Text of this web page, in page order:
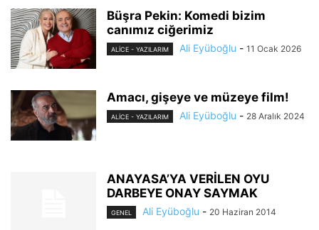
Büşra Pekin: Komedi bizim
canımız ciğerimiz
ALİCE - YAZILARIM Ali Eyüboğlu - 11 Ocak 2026
Amacı, gişeye ve müzeye film!
ALİCE - YAZILARIM Ali Eyüboğlu - 28 Aralık 2024
ANAYASA’YA VERİLEN OYU
DARBEYE ONAY SAYMAK
GENEL Ali Eyüboğlu - 20 Haziran 2014